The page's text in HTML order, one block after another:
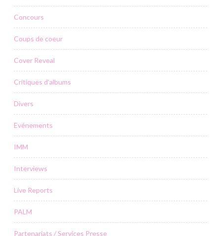
Concours
Coups de coeur
Cover Reveal
Critiques d'albums
Divers
Evénements
IMM
Interviews
Live Reports
PALM
Partenariats / Services Presse